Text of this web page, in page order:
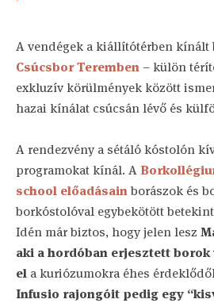
A vendégek a kiállítótérben
Csúcsbor Teremben – külön
exkluzív körülmények között
hazai kínálat csúcsán lévő és
A rendezvény a sétáló kóstolón
programokat kínál. A
school előadásainborászok és
borkóstolóval egybekötött
Idén már biztos, hogy jelen lesz
aki a hordóban erjesztett
el a kuriózumokra éhes
Infusio rajongóit pedig egy